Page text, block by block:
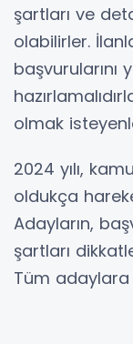
şartları ve
olabilirler.
başvurularını
olmak
2024 yılı,
oldukça
Adayların,
şartları
Tüm adaylara